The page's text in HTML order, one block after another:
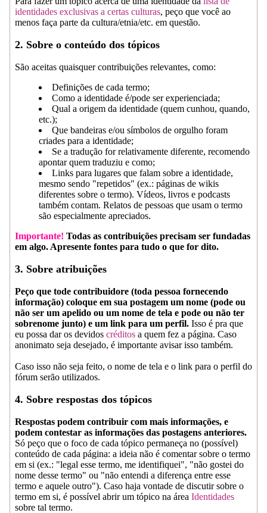
identidades exclusivas a certas culturas, peço que você ao
menos faça parte da cultura/etnia/etc. em questão.
2. Sobre o conteúdo dos tópicos
São aceitas quaisquer contribuições relevantes, como:
Definições de cada termo;
Como a identidade é/pode ser experienciada;
Qual a origem da identidade (quem cunhou, quando,
etc.);
Que bandeiras e/ou símbolos de orgulho foram
criades para a identidade;
Se a tradução for relativamente diferente, recomendo
apontar quem traduziu e como;
Links para lugares que falam sobre a identidade,
mesmo sendo "repetidos" (ex.: páginas de wikis
diferentes sobre o termo). Vídeos, livros e podcasts
também contam. Relatos de pessoas que usam o termo
são especialmente apreciados.
Importante! Todas as contribuições precisam ser fundadas
em algo. Apresente fontes para tudo o que for dito.
3. Sobre atribuições
Peço que tode contribuidore (toda pessoa fornecendo
informação) coloque em sua postagem um nome (pode ou
não ser um apelido ou um nome de tela e pode ou não ter
sobrenome junto) e um link para um perfil. Isso é pra que
eu possa dar os devidos créditos a quem fez a página. Caso
anonimato seja desejado, é importante avisar isso também.
Caso isso não seja feito, o nome de tela e o link para o perfil do
fórum serão utilizados.
4. Sobre respostas dos tópicos
Respostas podem contribuir com mais informações, e
podem contestar as informações das postagens anteriores.
Só peço que o foco de cada tópico permaneça no (possível)
conteúdo de cada página: a ideia não é comentar sobre o termo
em si (ex.: "legal esse termo, me identifiquei", "não gostei do
nome desse termo" ou "não entendi a diferença entre esse
termo e aquele outro"). Caso haja vontade de discutir sobre o
termo em si, é possível abrir um tópico na área Identidades
sobre tal termo.